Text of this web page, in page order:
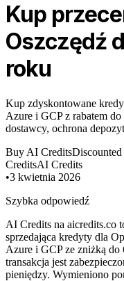
Kup
Oszczędź
roku
Kup zdyskontowane
Azure i GCP z rabatem
dostawcy, ochrona
Buy AI Credits
CreditsAI Credits
•3 kwietnia 2026
Szybka odpowiedź
AI Credits na aicredits.co
sprzedająca kredyty dla
Azure i GCP ze zniżką do
transakcja jest
pieniędzy. Wymieniono